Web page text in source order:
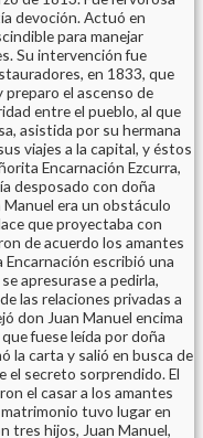
devoción. Actuó en
para manejar
Su intervención fue
en 1833, que
el ascenso de
entre el pueblo, al que
asistida por su hermana
viajes a la capital, y éstos
Encarnación Ezcurra,
desposado con doña
Manuel era un obstáculo
que proyectaba con
de acuerdo los amantes
escribió una
apresurase a pedirla,
las relaciones privadas a
don Juan Manuel encima
fuese leída por doña
la carta y salió en busca de
el secreto sorprendido. El
el casar a los amantes
tuvo lugar en
tres hijos, Juan Manuel,